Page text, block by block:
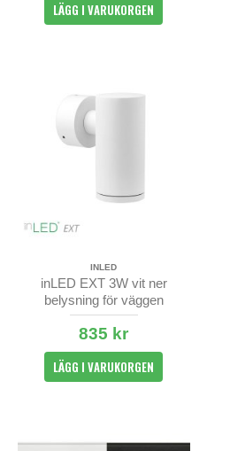
LÄGG I VARUKORGEN
INLED
inLED EXT 3W vit ner
belysning för väggen
835 kr
LÄGG I VARUKORGEN